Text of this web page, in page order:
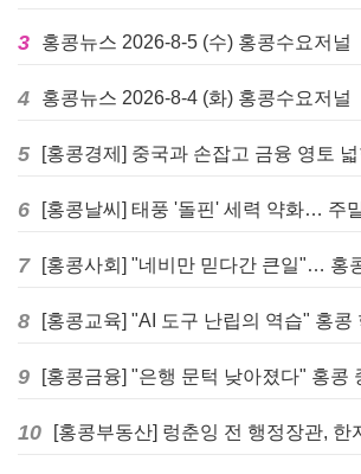
3 홍콩뉴스 2026-8-5 (수) 홍콩수요저널
4 홍콩뉴스 2026-8-4 (화) 홍콩수요저널
5
6 [홍콩날씨] 태풍 '돌핀' 세력 약화… 주
7
8
9
10